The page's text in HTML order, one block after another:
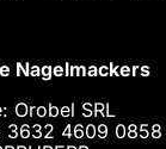
Nagelmackers
Orobel SRL
3632 4609 0858